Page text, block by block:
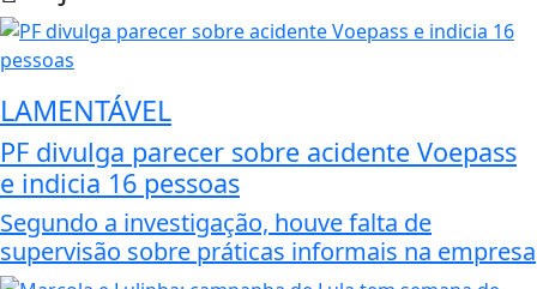
LAMENTÁVEL
PF divulga parecer sobre acidente Voepass
e indicia 16 pessoas
Segundo a investigação, houve falta de
supervisão sobre práticas informais na empresa